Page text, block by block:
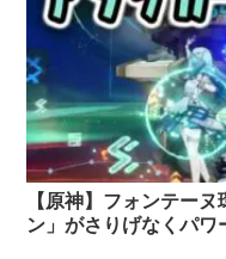
【原神】フォンテー
ン」がさりげなくパワ